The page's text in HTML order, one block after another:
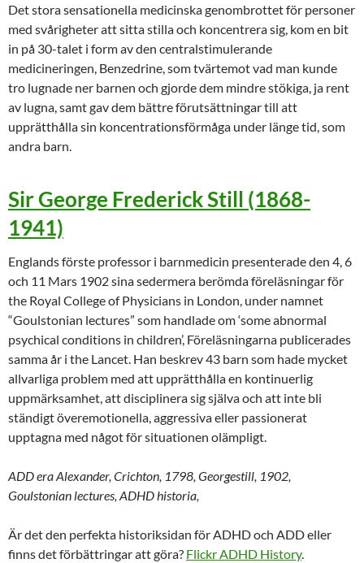
Det stora sensationella medicinska genombrottet för personer
med svårigheter att sitta stilla och koncentrera sig, kom en bit
in på 30-talet i form av den centralstimulerande
medicineringen, Benzedrine, som tvärtemot vad man kunde
tro lugnade ner barnen och gjorde dem mindre stökiga, ja rent
av lugna, samt gav dem bättre förutsättningar till att
upprätthålla sin koncentrationsförmåga under länge tid, som
andra barn.
Sir George Frederick Still (1868-
1941)
Englands förste professor i barnmedicin presenterade den 4, 6
och 11 Mars 1902 sina sedermera berömda föreläsningar för
the Royal College of Physicians in London, under namnet
“Goulstonian lectures” som handlade om ‘some abnormal
psychical conditions in children’, Föreläsningarna publicerades
samma år i the Lancet. Han beskrev 43 barn som hade mycket
allvarliga problem med att upprätthålla en kontinuerlig
uppmärksamhet, att disciplinera sig själva och att inte bli
ständigt överemotionella, aggressiva eller passionerat
upptagna med något för situationen olämpligt.
ADD era Alexander, Crichton, 1798, Georgestill, 1902,
Goulstonian lectures, ADHD historia,
Är det den perfekta historiksidan för ADHD och ADD eller
finns det förbättringar att göra? Flickr ADHD History.